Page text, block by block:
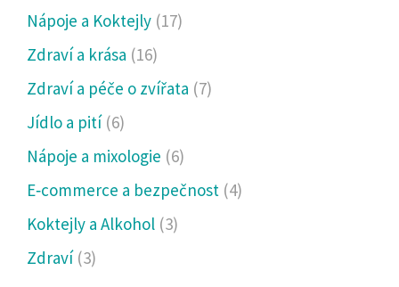
Nápoje a Koktejly (17)
Zdraví a krása (16)
Zdraví a péče o zvířata (7)
Jídlo a pití (6)
Nápoje a mixologie (6)
E‑commerce a bezpečnost (4)
Koktejly a Alkohol (3)
Zdraví (3)